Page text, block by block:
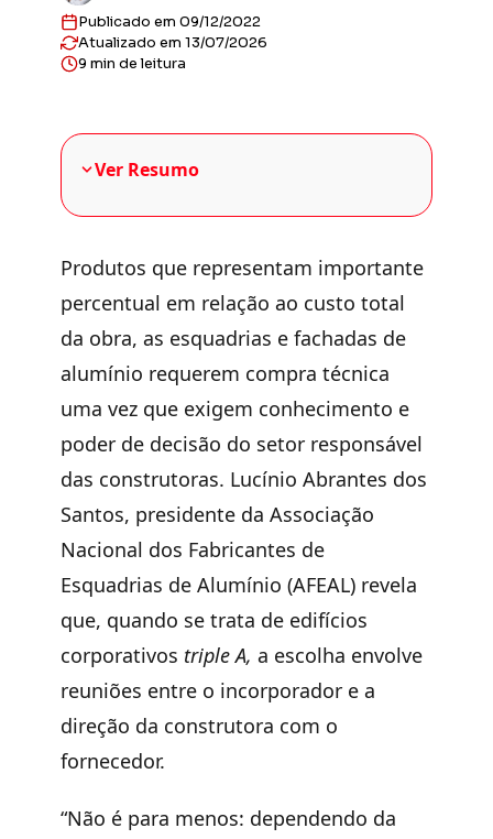
Publicado em 09/12/2022
Atualizado em 13/07/2026
9 min de leitura
Ver Resumo
Produtos que representam importante
percentual em relação ao custo total
da obra, as esquadrias e fachadas de
alumínio requerem compra técnica
uma vez que exigem conhecimento e
poder de decisão do setor responsável
das construtoras. Lucínio Abrantes dos
Santos, presidente da Associação
Nacional dos Fabricantes de
Esquadrias de Alumínio (AFEAL) revela
que, quando se trata de edifícios
corporativos triple A, a escolha envolve
reuniões entre o incorporador e a
direção da construtora com o
fornecedor.
“Não é para menos: dependendo da